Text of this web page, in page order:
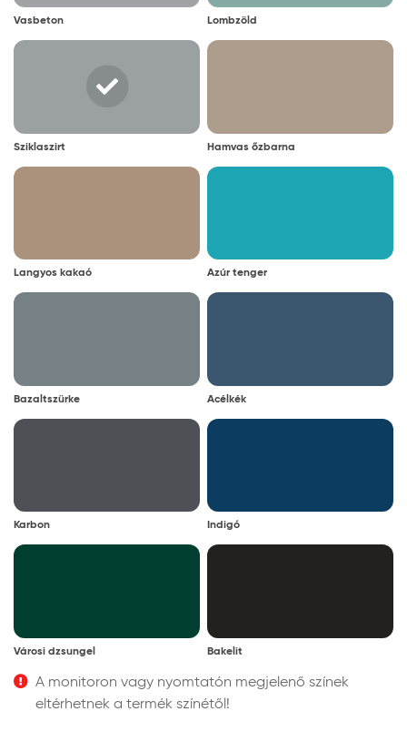
Vasbeton Lombzöld
Sziklaszirt Hamvas őzbarna
Langyos kakaó Azúr tenger
Bazaltszürke Acélkék
Karbon Indigó
Városi dzsungel Bakelit
A monitoron vagy nyomtatón megjelenő színek
eltérhetnek a termék színétől!